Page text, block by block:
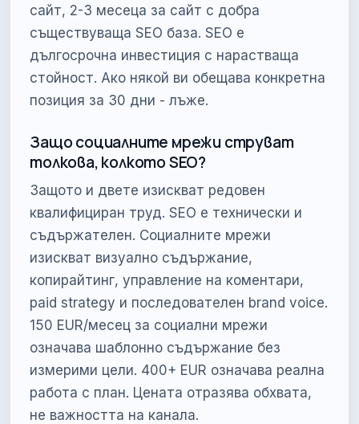
сайт, 2-3 месеца за сайт с добра
съществуваща SEO база. SEO е
дългосрочна инвестиция с нарастваща
стойност. Ако някой ви обещава конкретна
позиция за 30 дни - лъже.
Защо социалните мрежи струват
толкова, колкото SEO?
Защото и двете изискват редовен
квалифициран труд. SEO е технически и
съдържателен. Социалните мрежи
изискват визуално съдържание,
копирайтинг, управление на коментари,
paid strategy и последователен brand voice.
150 EUR/месец за социални мрежи
означава шаблонно съдържание без
измерими цели. 400+ EUR означава реална
работа с план. Цената отразява обхвата,
не важността на канала.